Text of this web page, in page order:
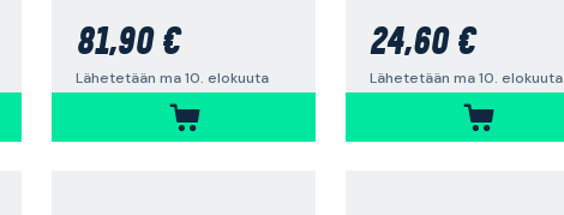
81,90 €
Lähetetään ma 10. elokuuta
24,60 €
Lähetetään ma 10. elokuuta